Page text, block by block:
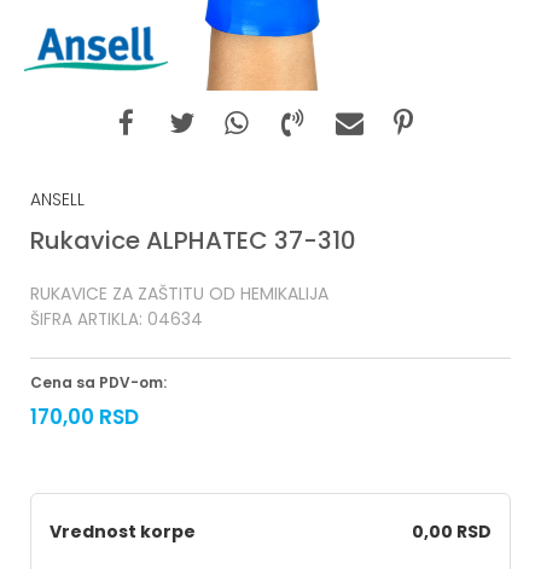
ANSELL
Rukavice ALPHATEC 37-310
RUKAVICE ZA ZAŠTITU OD HEMIKALIJA
ŠIFRA ARTIKLA: 04634
Cena sa PDV-om:
170,00 RSD
Vrednost korpe 0,00 RSD